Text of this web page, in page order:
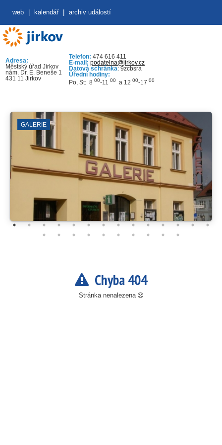
web kalendář archiv událostí
Adresa:
Městský úřad Jirkov
nám. Dr. E. Beneše 1
431 11 Jirkov
Telefon: 474 616 411
E-mail: podatelna@jirkov.cz
Datová schránka: 9zcbsra
Úřední hodiny:
Po, St: 8 00-11 00 a 12 00-17 00
GALERIE
Chyba 404
Stránka nenalezena